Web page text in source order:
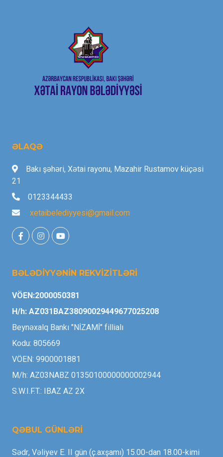
ƏLAQƏ
Bakı şəhəri, Xətai rayonu, Mazahir Rustamov küçəsi
21
0123344433
xetaibelediyyesi@gmail.com
BƏLƏDİYYƏNİN REKVİZİTLƏRİ
VÖEN:2000050381
H/h: AZ031BAZ38090029449677025208
Beynəxalq Bankı "NİZAMİ" fillialı
Kodu: 805669
VÖEN: 9900001881
M/h: AZ03NABZ 01350100000000002944
S.W.I.F.T.: IBAZ AZ 2X
QƏBUL GÜNLƏRİ
Sədr, Vəliyev E. II gün (ç.axşamı) 15.00-dan 18.00-kimi